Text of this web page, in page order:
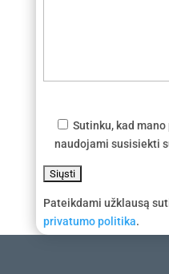
Sutinku, kad
naudojami susisiekti
Pateikdami užklausą
privatumo politika.